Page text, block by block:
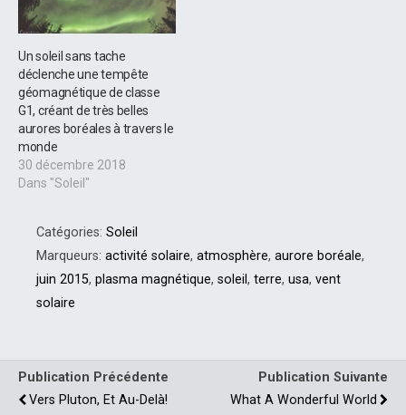
Un soleil sans tache
déclenche une tempête
géomagnétique de classe
G1, créant de très belles
aurores boréales à travers le
monde
30 décembre 2018
Dans "Soleil"
Catégories: Soleil
Marqueurs: activité solaire, atmosphère, aurore boréale,
juin 2015, plasma magnétique, soleil , terre, usa, vent
solaire
Publication Précédente
Vers Pluton, Et Au-Delà!
Publication Suivante
What A Wonderful World